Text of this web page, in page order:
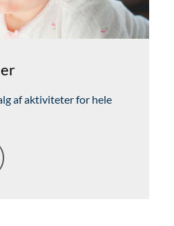
af aktiviteter for hele